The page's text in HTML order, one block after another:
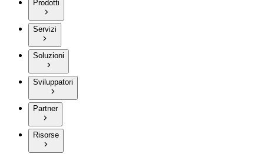
Prodotti
Servizi
Soluzioni
Sviluppatori
Partner
Risorse